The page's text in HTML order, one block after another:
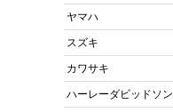
ヤマハ
スズキ
カワサキ
ハーレーダビッドソン